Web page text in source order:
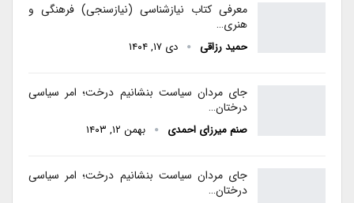
معرفی کتاب نیازشناسی (نیازسنجی) فرهنگی و
هنری…
حمید رزاقی دی ۱۷, ۱۴۰۴
جای مردان سیاست بنشانیم درخت؛ امر سیاسی
درختان…
صنم میرزای احمدی بهمن ۱۲, ۱۴۰۳
جای مردان سیاست بنشانیم درخت؛ امر سیاسی
درختان…